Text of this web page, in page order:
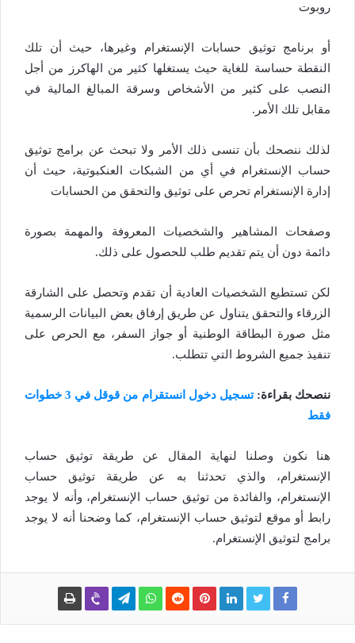
روبوت
أو برنامج توثيق حسابات الإنستغرام وغيرها، حيث أن تلك
النقطة حساسة للغاية حيث يستغلها كثير من الهاكرز من أجل
النصب على كثير من الأشخاص وسرقة المبالغ المالية في
مقابل تلك الأمر.
لذلك ننصحك بأن تنسى ذلك الأمر ولا تبحث عن برامج توثيق
حساب الإنستغرام في أي من الشبكات العنكبوتية، حيث أن
إدارة الإنستغرام تحرص على توثيق والتحقق من الحسابات
وصفحات المشاهير والشخصيات المعروفة والمهمة بصورة
دائمة دون أن يتم تقديم طلب للحصول على ذلك.
لكن تستطيع الشخصيات العادية أن تقدم وتحصل على الشارقة
الزرقاء والتحقق يتناول عن طريق إرفاق بعض البيانات الرسمية
مثل صورة البطاقة الوطنية أو جواز السفر، مع الحرص على
تنفيذ جميع الشروط التي تتطلب.
ننصحك بقراءة:
تسجيل دخول انستقرام من قوقل في 3 خطوات
فقط
هنا نكون وصلنا لنهاية المقال عن طريقة توثيق حساب
الإنستغرام، والذي تحدثنا به عن طريقة توثيق حساب
الإنستغرام، والفائدة من توثيق حساب الإنستغرام، وأنه لا يوجد
رابط أو موقع لتوثيق حساب الإنستغرام، كما وضحنا أنه لا يوجد
برامج لتوثيق الإنستغرام.